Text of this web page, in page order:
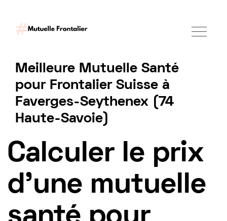
Meilleure Mutuelle Santé
pour Frontalier Suisse à
Faverges-Seythenex (74
Haute-Savoie)
Tarif mutuelle Frontalier 2025
Calculer le prix
d'une mutuelle